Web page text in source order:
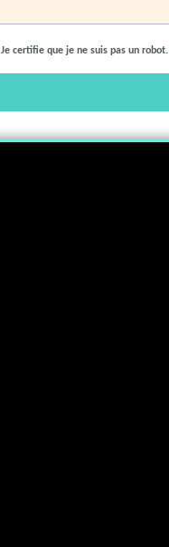
Je certifie que je ne suis pas un robot.